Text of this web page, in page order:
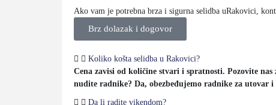
Ako vam je potrebna brza i sigurna selidba uRakovici,
Brz dolazak i dogovor
Koliko košta selidba u Rakovici?
Cena zavisi od količine stvari i spratnosti. Pozovite
nudite radnike? Da, obezbeđujemo radnike za utovar i
Da li radite vikendom?